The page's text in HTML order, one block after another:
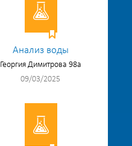
Анализ воды
Георгия Димитрова 98а
09/03/2025